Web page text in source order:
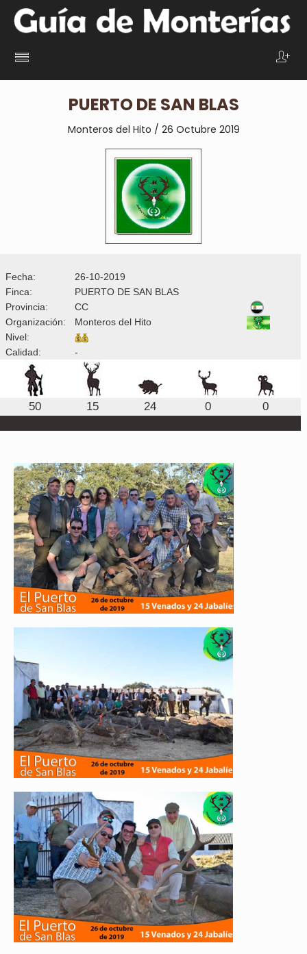
PUERTO DE SAN BLAS
Monteros del Hito / 26 Octubre 2019
Fecha:
26-10-2019
Finca:
PUERTO DE SAN BLAS
Provincia:
CC
Organización:
Monteros del Hito
Nivel:
Calidad:
-
50 15 24 0 0